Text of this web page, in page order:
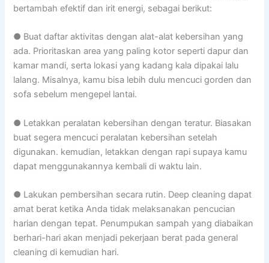
bertambah efektif dan irit energi, sebagai berikut:
● Buat daftar aktivitas dengan alat-alat kebersihan yang
ada. Prioritaskan area yang paling kotor seperti dapur dan
kamar mandi, serta lokasi yang kadang kala dipakai lalu
lalang. Misalnya, kamu bisa lebih dulu mencuci gorden dan
sofa sebelum mengepel lantai.
● Letakkan peralatan kebersihan dengan teratur. Biasakan
buat segera mencuci peralatan kebersihan setelah
digunakan. kemudian, letakkan dengan rapi supaya kamu
dapat menggunakannya kembali di waktu lain.
● Lakukan pembersihan secara rutin. Deep cleaning dapat
amat berat ketika Anda tidak melaksanakan pencucian
harian dengan tepat. Penumpukan sampah yang diabaikan
berhari-hari akan menjadi pekerjaan berat pada general
cleaning di kemudian hari.